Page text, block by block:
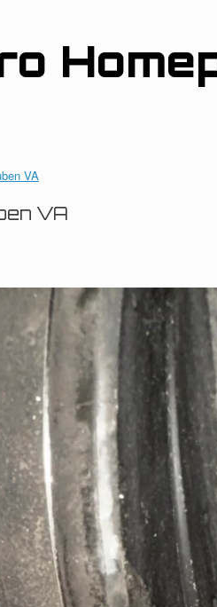
VA
VA